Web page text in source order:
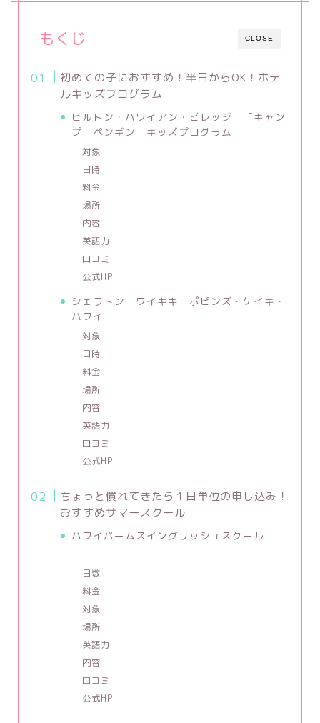
CLOSE
もくじ
初めての子におすすめ！半日からOK！ホテ
ルキッズプログラム
ヒルトン・ハワイアン・ビレッジ 「キャン
プ ペンギン キッズプログラム」
対象
日時
料金
場所
内容
英語力
口コミ
公式HP
シェラトン ワイキキ ポピンズ・ケイキ・
ハワイ
対象
日時
料金
場所
内容
英語力
口コミ
公式HP
ちょっと慣れてきたら１日単位の申し込み！
おすすめサマースクール
ハワイパームスイングリッシュスクール
日数
料金
対象
場所
英語力
内容
口コミ
公式HP